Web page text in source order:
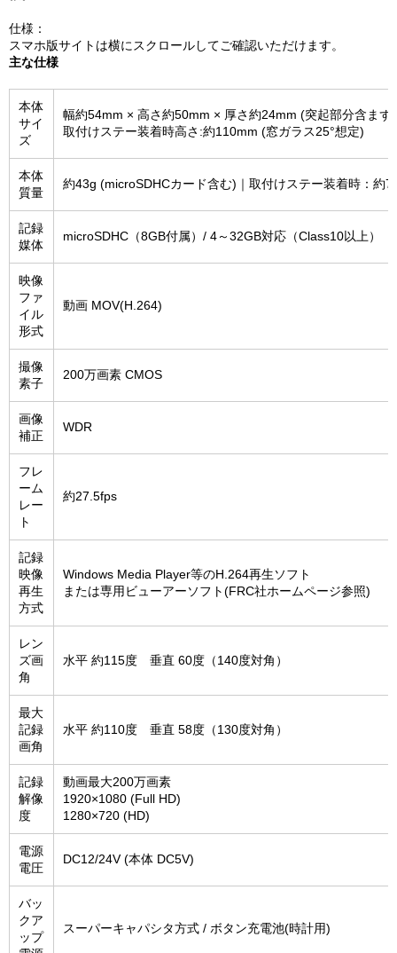
仕様：
スマホ版サイトは横にスクロールしてご確認いただけます。
主な仕様
本体
サイ
ズ
幅約54mm × 高さ約50mm × 厚さ約24mm (突起部分含まず)
取付けステー装着時高さ:約110mm (窓ガラス25°想定)
本体
質量
約43g (microSDHCカード含む)｜取付けステー装着時：約
記録
媒体
microSDHC（8GB付属）/ 4～32GB対応（Class10以上）
映像
ファ
イル
形式
動画 MOV(H.264)
撮像
素子
200万画素 CMOS
画像
補正
WDR
フレ
ーム
レー
ト
約27.5fps
記録
映像
再生
方式
Windows Media Player等のH.264再生ソフト
または専用ビューアーソフト(FRC社ホームページ参照)
レン
ズ画
角
水平 約115度 垂直 60度（140度対角）
最大
記録
画角
水平 約110度 垂直 58度（130度対角）
記録
解像
度
動画最大200万画素
1920×1080 (Full HD)
1280×720 (HD)
電源
電圧
DC12/24V (本体 DC5V)
バッ
クア
ップ
スーパーキャパシタ方式 / ボタン充電池(時計用)